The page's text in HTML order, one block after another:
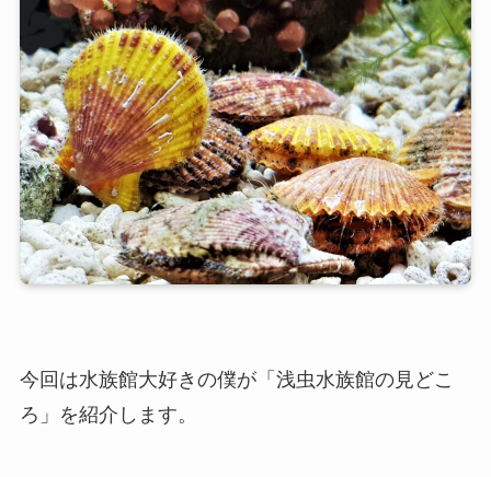
今回は水族館大好きの僕が「浅虫水族館の見どこ
ろ」を紹介します。